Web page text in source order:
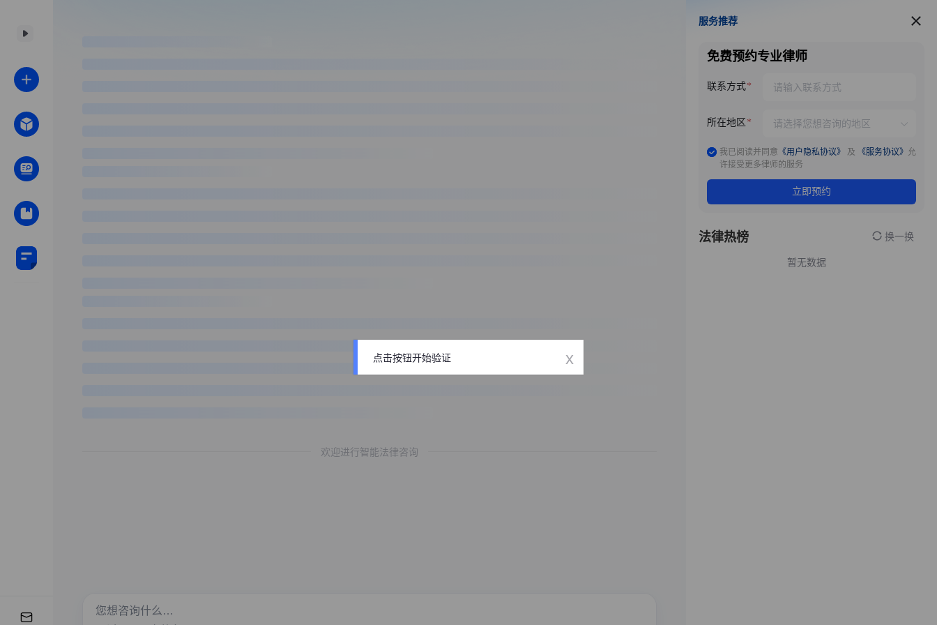
欢迎进行智能法律咨询
服务推荐
服务推荐
免费预约专业律师
联系方式
所在地区
我已阅读并同意 《用户隐私协议》 及 《服务协议》 允
许接受更多律师的服务
立即预约
法律热榜 换一换
暂无数据
点击按钮开始验证 x